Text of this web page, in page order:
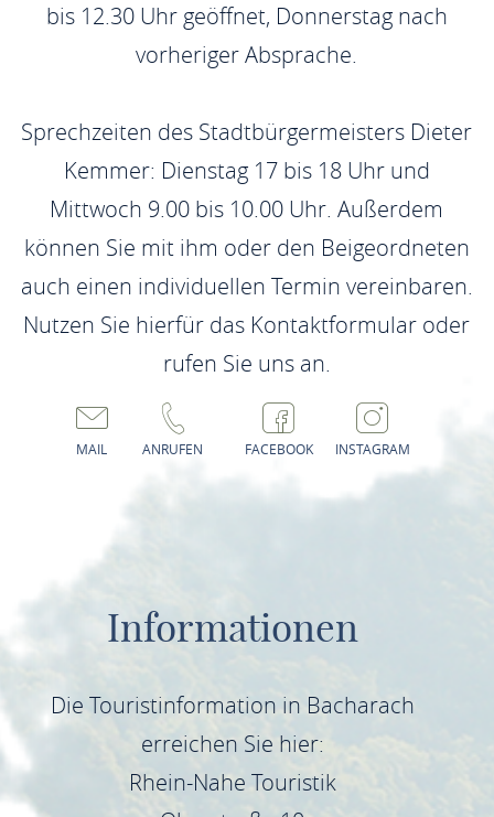
bis 12.30 Uhr geöffnet, Donnerstag nach
vorheriger Absprache.
Sprechzeiten des Stadtbürgermeisters Dieter
Kemmer: Dienstag 17 bis 18 Uhr und
Mittwoch 9.00 bis 10.00 Uhr. Außerdem
können Sie mit ihm oder den Beigeordneten
auch einen individuellen Termin vereinbaren.
Nutzen Sie hierfür das Kontaktformular oder
rufen Sie uns an.
MAIL ANRUFEN FACEBOOK INSTAGRAM
Informationen
Die Touristinformation in Bacharach
erreichen Sie hier:
Rhein-Nahe Touristik